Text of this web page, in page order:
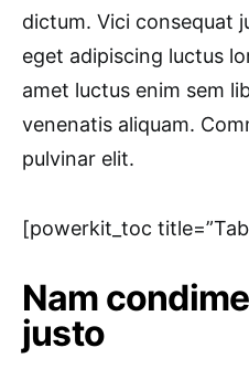
dictum. Vici consequat
eget adipiscing luctus
amet luctus enim sem
venenatis aliquam.
pulvinar elit.
[powerkit_toc
Nam
justo